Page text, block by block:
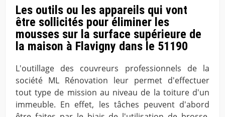
Les outils ou les appareils qui vont
être sollicités pour éliminer les
mousses sur la surface supérieure de
la maison à Flavigny dans le 51190
L'outillage des couvreurs professionnels de la
société ML Rénovation leur permet d'effectuer
tout type de mission au niveau de la toiture d'un
immeuble. En effet, les tâches peuvent d'abord